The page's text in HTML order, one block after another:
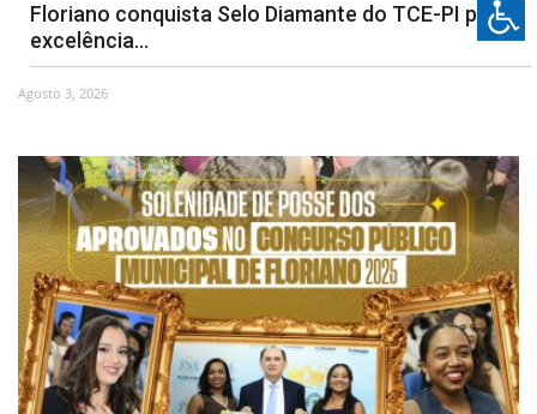
Floriano conquista Selo Diamante do TCE-PI por
excelência...
Agosto 3, 2026